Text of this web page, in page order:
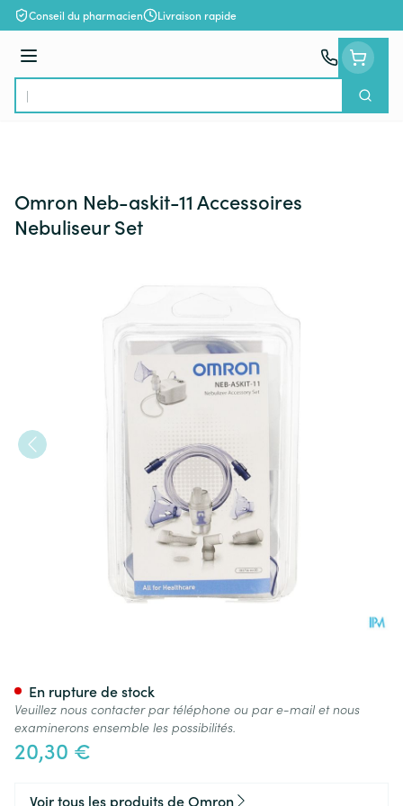
Aller au contenu
Conseil du pharmacien Livraison rapide
Menu
Rechercher
Omron Neb-askit-11 Accessoires
Nebuliseur Set
20,30 €
En rupture de stock
Veuillez nous contacter par téléphone ou par e-mail et nous
examinerons ensemble les possibilités.
Voir tous les produits de Omron